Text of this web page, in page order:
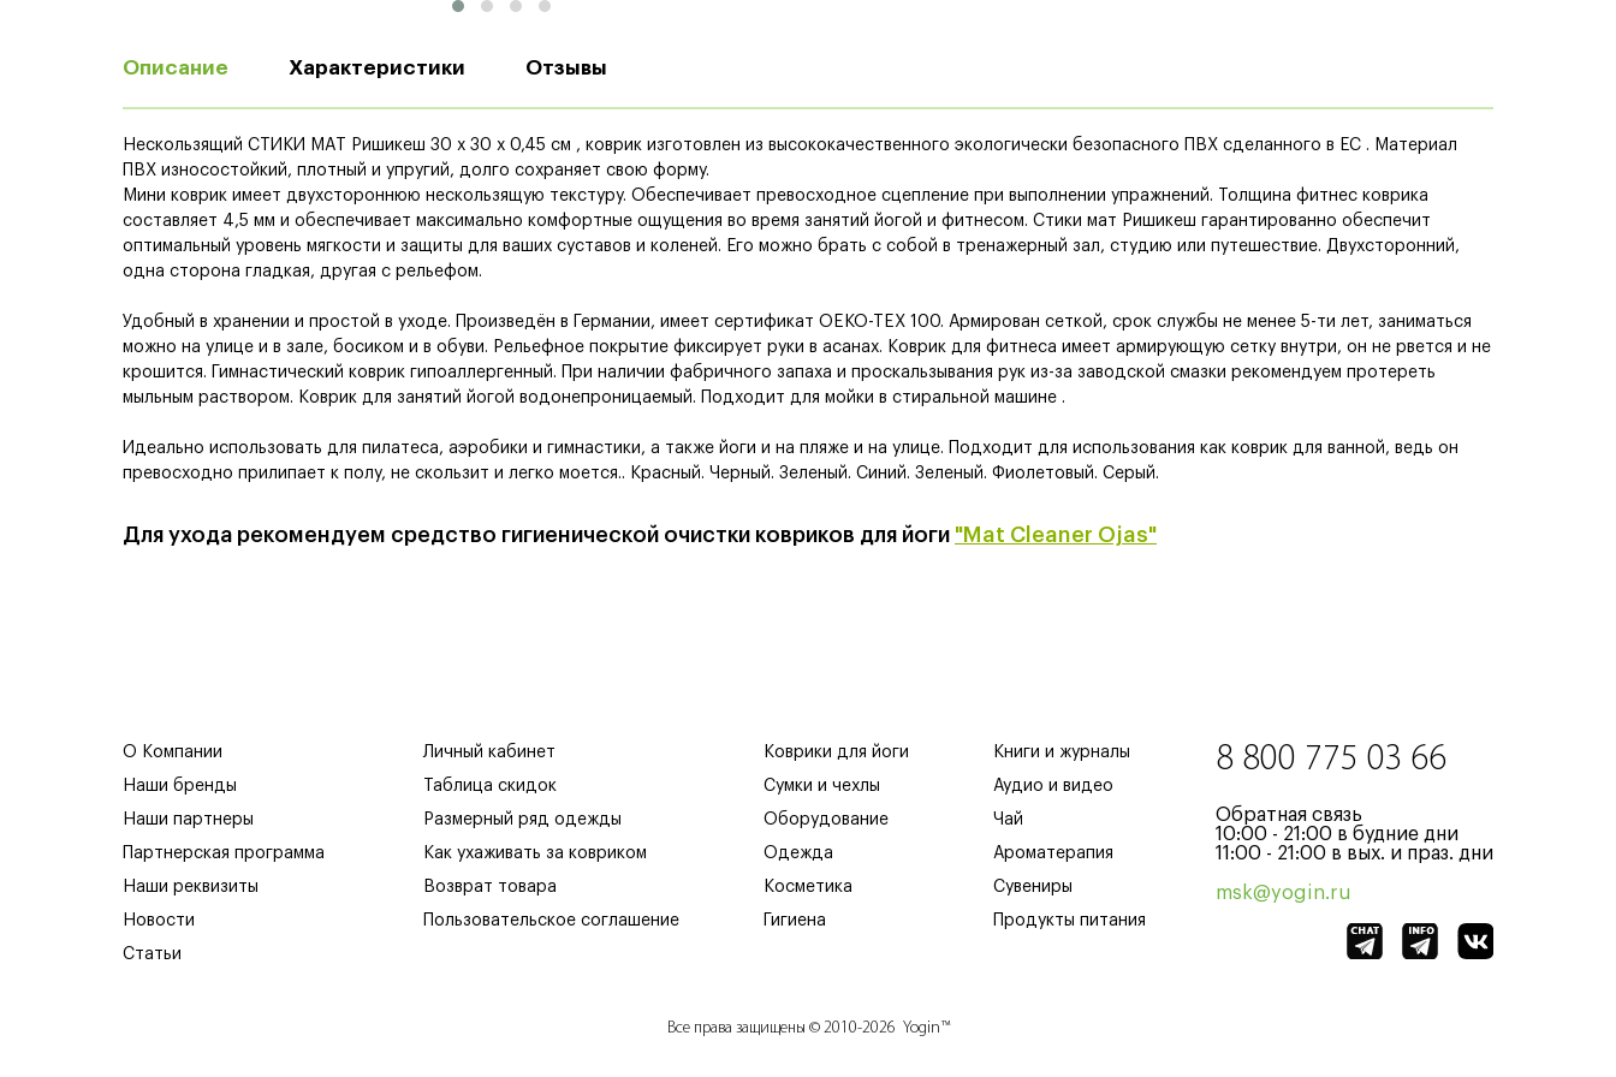
Описание Характеристики Отзывы
Нескользящий СТИКИ MAT Ришикеш 30 х 30 х 0,45 см , коврик изготовлен из высококачественного экологически безопасного ПВХ сделанного в ЕС . Материал
ПВХ износостойкий, плотный и упругий, долго сохраняет свою форму.
Мини коврик имеет двухстороннюю нескользящую текстуру. Обеспечивает превосходное сцепление при выполнении упражнений. Толщина фитнес коврика
составляет 4,5 мм и обеспечивает максимально комфортные ощущения во время занятий йогой и фитнесом. Стики мат Ришикеш гарантированно обеспечит
оптимальный уровень мягкости и защиты для ваших суставов и коленей. Его можно брать с собой в тренажерный зал, студию или путешествие. Двухсторонний,
одна сторона гладкая, другая с рельефом.
Удобный в хранении и простой в уходе. Произведён в Германии, имеет сертификат OEKO-TEX 100. Армирован сеткой, срок службы не менее 5-ти лет, заниматься
можно на улице и в зале, босиком и в обуви. Рельефное покрытие фиксирует руки в асанах. Коврик для фитнеса имеет армирующую сетку внутри, он не рвется и не
крошится. Гимнастический коврик гипоаллергенный. При наличии фабричного запаха и проскальзывания рук из-за заводской смазки рекомендуем протереть
мыльным раствором. Коврик для занятий йогой водонепроницаемый. Подходит для мойки в стиральной машине .
Идеально использовать для пилатеса, аэробики и гимнастики, а также йоги и на пляже и на улице. Подходит для использования как коврик для ванной, ведь он
превосходно прилипает к полу, не скользит и легко моется.. Красный. Черный. Зеленый. Синий. Зеленый. Фиолетовый. Серый.
Для ухода рекомендуем средство гигиенической очистки ковриков для йоги "Mat Cleaner Ojas"
О Компании
Наши бренды
Наши партнеры
Партнерская программа
Наши реквизиты
Новости
Статьи
Личный кабинет
Таблица скидок
Размерный ряд одежды
Как ухаживать за ковриком
Возврат товара
Пользовательское соглашение
Коврики для йоги
Сумки и чехлы
Оборудование
Одежда
Косметика
Гигиена
Книги и журналы
Аудио и видео
Чай
Ароматерапия
Сувениры
Продукты питания
8 800 775 03 66
Обратная связь
10:00 - 21:00 в будние дни
11:00 - 21:00 в вых. и праз. дни
msk@yogin.ru
Все права защищены © 2010-2026 Yogin™